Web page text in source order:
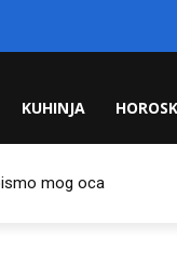
KUHINJA
mog oca